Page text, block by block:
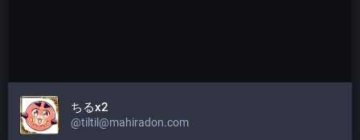
ちるx2
@tiltil@mahiradon.com